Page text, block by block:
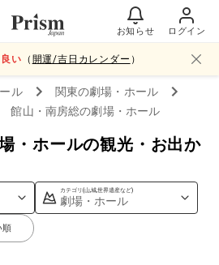
お知らせ ログイン
良い （ 開運/吉日カレンダー ）
ル 関東の劇場・ホール
館山・南房総の劇場・ホール
・ホールの観光・お出か
カテゴリ(山,城,世界遺産など)
劇場・ホール
順